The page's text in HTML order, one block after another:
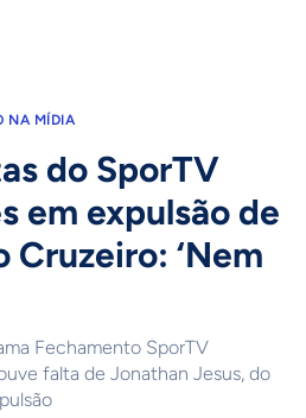
NA MÍDIA
do SporTV
em expulsão de
Cruzeiro: ‘Nem
Fechamento SporTV
falta de Jonathan Jesus, do